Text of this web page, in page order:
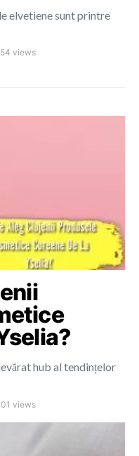
elvetiene sunt printre
views
hub al tendințelor
views